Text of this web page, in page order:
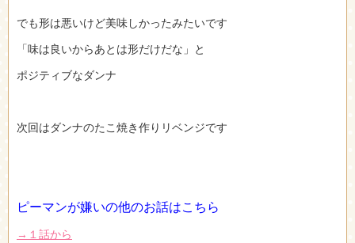
でも形は悪いけど美味しかったみたいです
「味は良いからあとは形だけだな」と
ポジティブなダンナ
次回はダンナのたこ焼き作りリベンジです
ピーマンが嫌いの他のお話はこちら
→１話から